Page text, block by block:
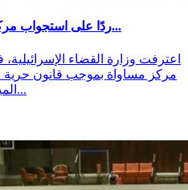
ردًا على استجواب مركز مساواة: وزارة القضاء تعترف...
اعترفت وزارة القضاء
مركز مساواة بموجب قانون حرية
الميزانيات المخصصة لدعم المجتمع...